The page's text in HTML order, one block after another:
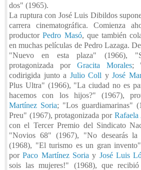
dos" (1965).
La ruptura con José Luis Dibildos
carrera cinematográfica. Comienza
productorPedro Masó, que también
en muchas películas de Pedro Lazaga.
"Nuevo en esta plaza" (1966),
protagonizada por Gracita Morales;
codirigida junto a Julio Coll yJosé
Plus Ultra" (1966), "La ciudad no es
hacemos con los hijos?" (1967),
Martínez Soria; "Los guardiamarinas"
Preu" (1967), protagonizada por
con el Tercer Premio del Sindicato
"Novios 68" (1967), "No desearás
(1968), "El turismo es un gran
porPaco Martínez Soria y José Luis
sois las mujeres!" (1968), que